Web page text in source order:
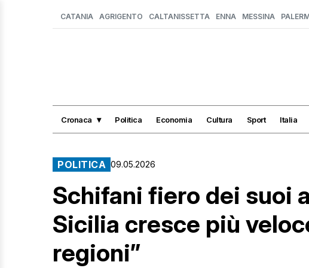
CATANIA AGRIGENTO CALTANISSETTA ENNA MESSINA
Cronaca Politica Economia Cultura Sport Italia
POLITICA 09.05.2026
Schifani fiero dei suoi
Sicilia cresce più
regioni”